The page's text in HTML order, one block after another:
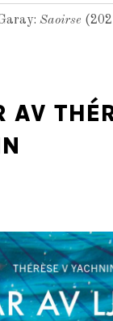
Saoirse
AV